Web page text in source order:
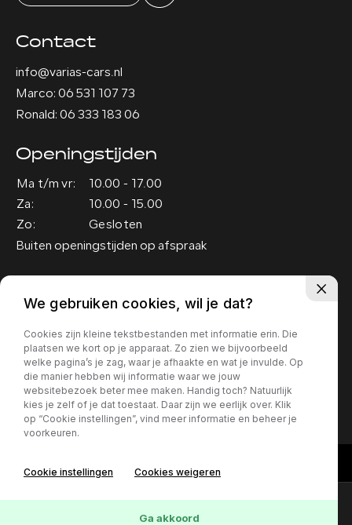
Contact
info@varias-cars.nl
Marco: 06 531 107 73
Ronald: 06 333 183 06
Openingstijden
Ma t/m vr:
10.00 - 17.00
Za:
10.00 - 15.00
Zo:
Gesloten
Buiten openingstijden op afspraak
5151 RM Drunen
Privacy policy
We gebruiken cookies, wil je dat?
Cookies zijn kleine tekstbestanden met informatie erin. Die
plaatsen we kort op je apparaat. Zo zien we bijvoorbeeld
welke pagina’s je zag, waar je afhaakte en wat je invulde. Op
die manier hebben wij informatie waar we jouw
websitebezoek beter mee maken. Handig toch? Natuurlijk
kies je zelf of je dat toestaat. Daar zijn we eerlijk over. Klik
op “Cookie instellingen”, vind meer informatie en beheer je
voorkeuren.
Cookie instellingen Cookies weigeren
Ga akkoord